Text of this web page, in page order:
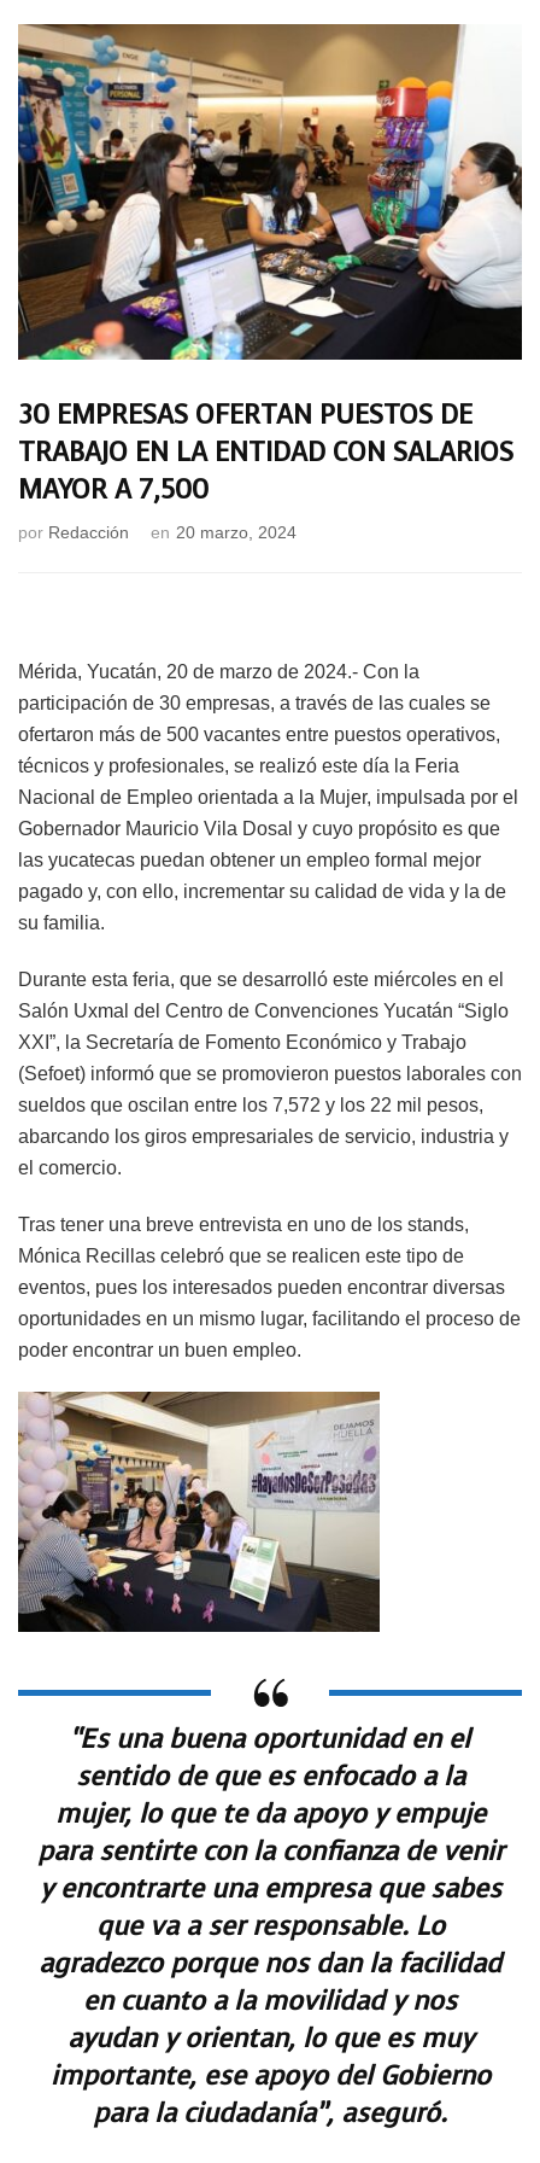
30 EMPRESAS OFERTAN PUESTOS DE
TRABAJO EN LA ENTIDAD CON SALARIOS
MAYOR A 7,500
por Redacción en 20 marzo, 2024
Mérida, Yucatán, 20 de marzo de 2024.- Con la
participación de 30 empresas, a través de las cuales se
ofertaron más de 500 vacantes entre puestos operativos,
técnicos y profesionales, se realizó este día la Feria
Nacional de Empleo orientada a la Mujer, impulsada por el
Gobernador Mauricio Vila Dosal y cuyo propósito es que
las yucatecas puedan obtener un empleo formal mejor
pagado y, con ello, incrementar su calidad de vida y la de
su familia.
Durante esta feria, que se desarrolló este miércoles en el
Salón Uxmal del Centro de Convenciones Yucatán “Siglo
XXI”, la Secretaría de Fomento Económico y Trabajo
(Sefoet) informó que se promovieron puestos laborales con
sueldos que oscilan entre los 7,572 y los 22 mil pesos,
abarcando los giros empresariales de servicio, industria y
el comercio.
Tras tener una breve entrevista en uno de los stands,
Mónica Recillas celebró que se realicen este tipo de
eventos, pues los interesados pueden encontrar diversas
oportunidades en un mismo lugar, facilitando el proceso de
poder encontrar un buen empleo.
“Es una buena oportunidad en el
sentido de que es enfocado a la
mujer, lo que te da apoyo y empuje
para sentirte con la confianza de venir
y encontrarte una empresa que sabes
que va a ser responsable. Lo
agradezco porque nos dan la facilidad
en cuanto a la movilidad y nos
ayudan y orientan, lo que es muy
importante, ese apoyo del Gobierno
para la ciudadanía”, aseguró.